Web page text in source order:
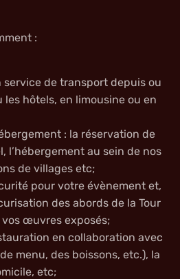
:
service de transport depuis ou
les hôtels, en limousine ou en
: la réservation de
l’hébergement au sein de nos
de villages etc;
pour votre évènement et,
des abords de la Tour
œuvres exposés;
en collaboration avec
menu, des boissons, etc.), la
etc;